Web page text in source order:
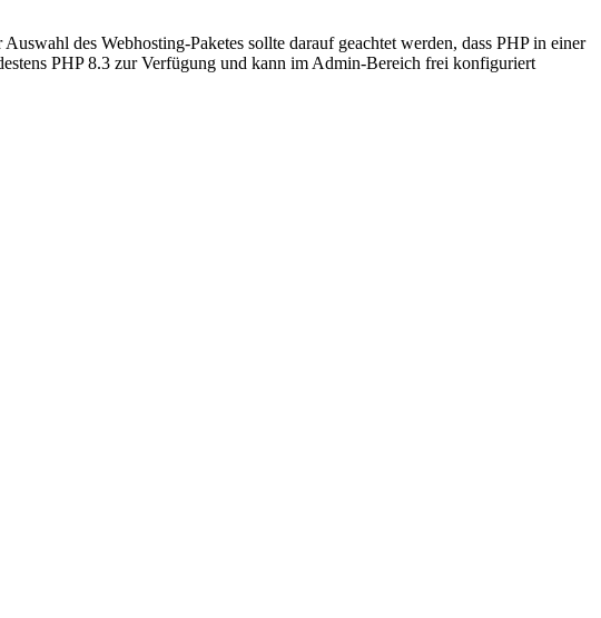
des Webhosting-Paketes sollte darauf geachtet werden, dass PHP in einer
PHP 8.3 zur Verfügung und kann im Admin-Bereich frei konfiguriert